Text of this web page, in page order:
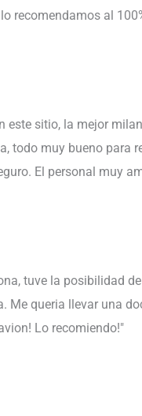
recomendamos al
este sitio, la mejor
todo muy bueno para
El personal muy
tuve la posibilidad
Me queria llevar una
Lo recomiendo!"